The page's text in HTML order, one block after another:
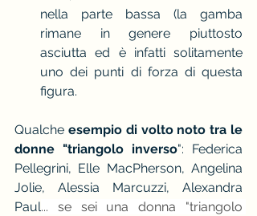
nella parte bassa (la gamba
rimane in genere piuttosto
asciutta ed è infatti solitamente
uno dei punti di forza di questa
figura.
Qualche esempio di volto noto tra le
donne "triangolo inverso": Federica
Pellegrini, Elle MacPherson, Angelina
Jolie, Alessia Marcuzzi, Alexandra
Paul... se sei una donna "triangolo